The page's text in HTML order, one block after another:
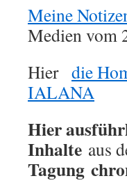
Meine
Medien vom
Hier die
IALANA
Hier
Inhalte aus
Tagung